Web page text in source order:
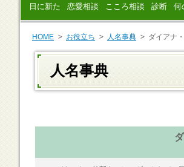
日に新た 恋愛相談 こころ相談 診断 何
HOME お役立ち 人名事典 ダイアナ
人名事典